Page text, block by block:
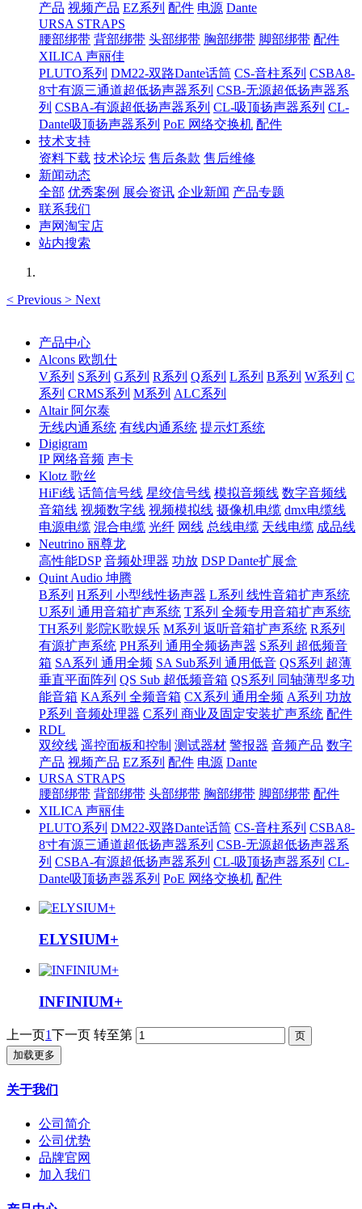
产品 视频产品 EZ系列 配件 电源 Dante
URSA STRAPS
腰部绑带 背部绑带 头部绑带 胸部绑带 脚部绑带 配件
XILICA 声丽佳
PLUTO系列 DM22-双路Dante话筒 CS-音柱系列 CSBA8-
8寸有源三通道超低扬声器系列 CSB-无源超低扬声器系
列 CSBA-有源超低扬声器系列 CL-吸顶扬声器系列 CL-
Dante吸顶扬声器系列 PoE 网络交换机 配件
技术支持
资料下载 技术论坛 售后条款 售后维修
新闻动态
全部 优秀案例 展会资讯 企业新闻 产品专题
联系我们
声网淘宝店
站内搜索
< Previous > Next
产品中心
Alcons 欧凯仕
V系列 S系列 G系列 R系列 Q系列 L系列 B系列 W系列 C
系列 CRMS系列 M系列 ALC系列
Altair 阿尔泰
无线内通系统 有线内通系统 提示灯系统
Digigram
IP 网络音频 声卡
Klotz 歌丝
HiFi线 话筒信号线 星绞信号线 模拟音频线 数字音频线
音箱线 视频数字线 视频模拟线 摄像机电缆 dmx电缆线
电源电缆 混合电缆 光纤 网线 总线电缆 天线电缆 成品线
Neutrino 丽尊龙
高性能DSP 音频处理器 功放 DSP Dante扩展盒
Quint Audio 坤腾
B系列 H系列 小型线性扬声器 L系列 线性音箱扩声系统
U系列 通用音箱扩声系统 T系列 全频专用音箱扩声系统
TH系列 影院K歌娱乐 M系列 返听音箱扩声系统 R系列
有源扩声系统 PH系列 通用全频扬声器 S系列 超低频音
箱 SA系列 通用全频 SA Sub系列 通用低音 QS系列 超薄
垂直平面阵列 QS Sub 超低频音箱 QS系列 同轴薄型多功
能音箱 KA系列 全频音箱 CX系列 通用全频 A系列 功放
P系列 音频处理器 C系列 商业及固定安装扩声系统 配件
RDL
双绞线 遥控面板和控制 测试器材 警报器 音频产品 数字
产品 视频产品 EZ系列 配件 电源 Dante
URSA STRAPS
腰部绑带 背部绑带 头部绑带 胸部绑带 脚部绑带 配件
XILICA 声丽佳
PLUTO系列 DM22-双路Dante话筒 CS-音柱系列 CSBA8-
8寸有源三通道超低扬声器系列 CSB-无源超低扬声器系
列 CSBA-有源超低扬声器系列 CL-吸顶扬声器系列 CL-
Dante吸顶扬声器系列 PoE 网络交换机 配件
ELYSIUM+
INFINIUM+
上一页1下一页 转至第
加载更多
关于我们
公司简介
公司优势
品牌官网
加入我们